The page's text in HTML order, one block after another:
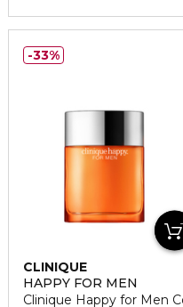
CLINIQUE
HAPPY FOR MEN
Clinique Happy for Men
33%